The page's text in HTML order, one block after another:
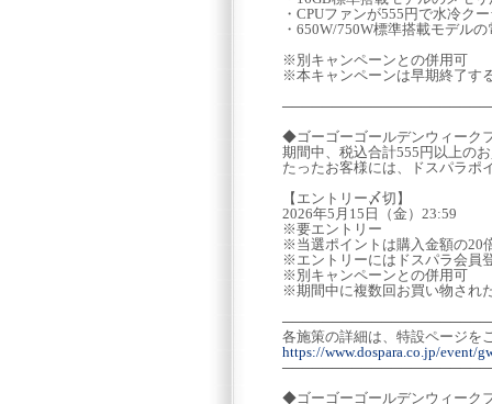
・CPUファンが555円で水冷ク
・650W/750W標準搭載モデル
※別キャンペーンとの併用可
※本キャンペーンは早期終了す
◆ゴーゴーゴールデンウィーク
期間中、税込合計555円以上の
たったお客様には、ドスパラポ
【エントリー〆切】
2026年5月15日（金）23:59
※要エントリー
※当選ポイントは購入金額の20
※エントリーにはドスパラ会員
※別キャンペーンとの併用可
※期間中に複数回お買い物され
各施策の詳細は、特設ページを
https://www.dospara.co.jp/event/
◆ゴーゴーゴールデンウィーク